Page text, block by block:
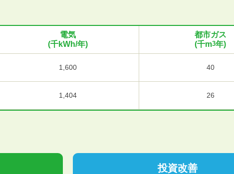
電気
(千kWh/年)
都市ガス
(千m3年)
1,600 40
1,404 26
投資改善